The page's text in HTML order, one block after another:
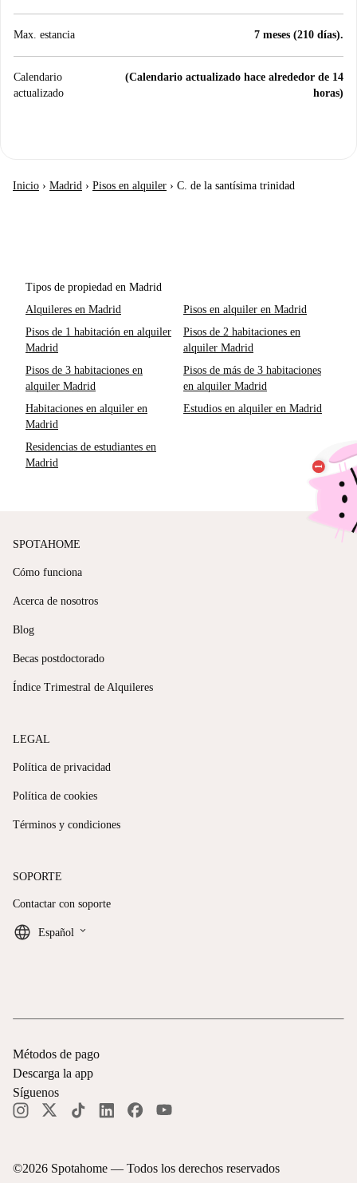
Max. estancia 7 meses (210 días).
Calendario
actualizado
(Calendario actualizado hace alrededor de 14
horas)
Inicio › Madrid › Pisos en alquiler › C. de la santísima trinidad
Tipos de propiedad en Madrid
Alquileres en Madrid
Pisos en alquiler en Madrid
Pisos de 1 habitación en alquiler
Madrid
Pisos de 2 habitaciones en
alquiler Madrid
Pisos de 3 habitaciones en
alquiler Madrid
Pisos de más de 3 habitaciones
en alquiler Madrid
Habitaciones en alquiler en
Madrid
Estudios en alquiler en Madrid
Residencias de estudiantes en
Madrid
SPOTAHOME
Cómo funciona
Acerca de nosotros
Blog
Becas postdoctorado
Índice Trimestral de Alquileres
LEGAL
Política de privacidad
Política de cookies
Términos y condiciones
SOPORTE
Contactar con soporte
Español keyboard_arrow_down
©2026 Spotahome — Todos los derechos reservados
Métodos de pago
Descarga la app
Síguenos